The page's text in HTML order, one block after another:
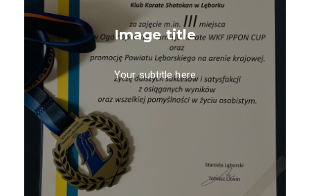
Image title
Your subtitle here